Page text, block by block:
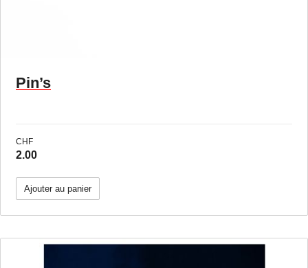
Pin’s
CHF
2.00
Ajouter au panier